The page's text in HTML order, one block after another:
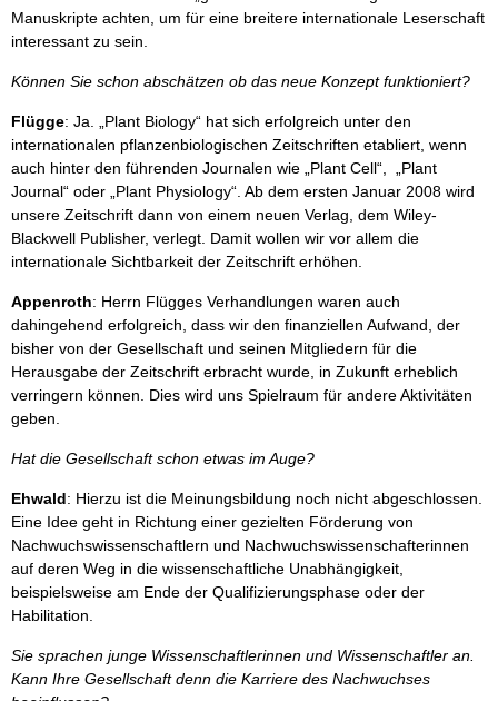
Manuskripte achten, um für eine breitere internationale Leserschaft
interessant zu sein.
Können Sie schon abschätzen ob das neue Konzept funktioniert?
Flügge: Ja. „Plant Biology“ hat sich erfolgreich unter den
internationalen pflanzenbiologischen Zeitschriften etabliert, wenn
auch hinter den führenden Journalen wie „Plant Cell“, „Plant
Journal“ oder „Plant Physiology“. Ab dem ersten Januar 2008 wird
unsere Zeitschrift dann von einem neuen Verlag, dem Wiley-
Blackwell Publisher, verlegt. Damit wollen wir vor allem die
internationale Sichtbarkeit der Zeitschrift erhöhen.
Appenroth: Herrn Flügges Verhandlungen waren auch
dahingehend erfolgreich, dass wir den finanziellen Aufwand, der
bisher von der Gesellschaft und seinen Mitgliedern für die
Herausgabe der Zeitschrift erbracht wurde, in Zukunft erheblich
verringern können. Dies wird uns Spielraum für andere Aktivitäten
geben.
Hat die Gesellschaft schon etwas im Auge?
Ehwald: Hierzu ist die Meinungsbildung noch nicht abgeschlossen.
Eine Idee geht in Richtung einer gezielten Förderung von
Nachwuchswissenschaftlern und Nachwuchswissenschafterinnen
auf deren Weg in die wissenschaftliche Unabhängigkeit,
beispielsweise am Ende der Qualifizierungsphase oder der
Habilitation.
Sie sprachen junge Wissenschaftlerinnen und Wissenschaftler an.
Kann Ihre Gesellschaft denn die Karriere des Nachwuchses